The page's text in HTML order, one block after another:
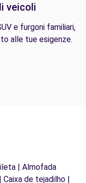
veicoli
e furgoni familiari,
alle tue esigenze.
| Almofada
de tejadilho |